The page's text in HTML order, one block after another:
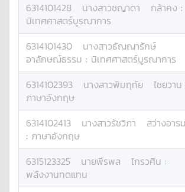
6314101428 นางสาวชญาดา กล้าคง :
นิเทศศาสตร์บูรณาการ
6314101430 นางสาวธัญญารักษ์
อาลักษณ์ธรรม : นิเทศศาสตร์บูรณาการ
6314102393 นางสาวพิมฤทัย ไชยวาน
ภาษาอังกฤษ
6314102413 นางสาวรัชวิภา
สว่างอา
: ภาษาอังกฤษ
6315123325 นายพีรพล ไกรวศิน :
พลังงานทดแทน